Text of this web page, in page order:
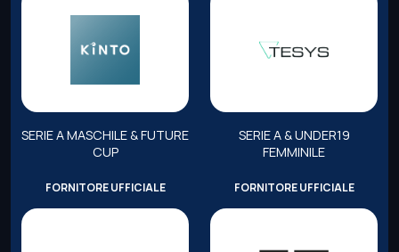
SERIE A MASCHILE & FUTURE
CUP
SERIE A & UNDER19
FEMMINILE
FORNITORE UFFICIALE FORNITORE UFFICIALE